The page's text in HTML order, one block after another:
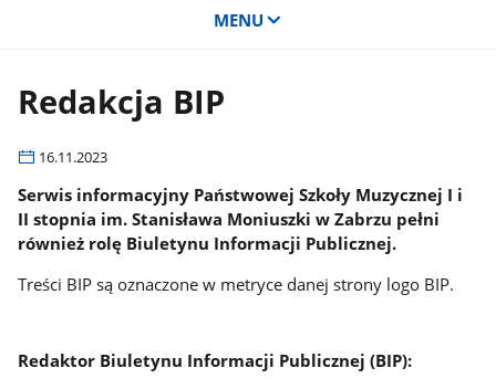
MENU
Redakcja BIP
16.11.2023
Serwis informacyjny Państwowej Szkoły Muzycznej I i
II stopnia im. Stanisława Moniuszki w Zabrzu pełni
również rolę Biuletynu Informacji Publicznej.
Treści BIP są oznaczone w metryce danej strony logo BIP.
Redaktor Biuletynu Informacji Publicznej (BIP):